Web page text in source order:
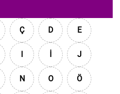
Ç D E
I İ J
N O Ö